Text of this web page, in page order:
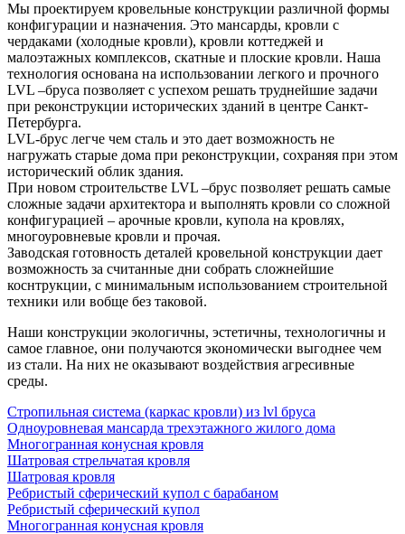
Мы проектируем кровельные конструкции различной формы
конфигурации и назначения. Это мансарды, кровли с
чердаками (холодные кровли), кровли коттеджей и
малоэтажных комплексов, скатные и плоские кровли. Наша
технология основана на использовании легкого и прочного
LVL –бруса позволяет с успехом решать труднейшие задачи
при реконструкции исторических зданий в центре Санкт-
Петербурга.
LVL-брус легче чем сталь и это дает возможность не
нагружать старые дома при реконструкции, сохраняя при этом
исторический облик здания.
При новом строительстве LVL –брус позволяет решать самые
сложные задачи архитектора и выполнять кровли со сложной
конфигурацией – арочные кровли, купола на кровлях,
многоуровневые кровли и прочая.
Заводская готовность деталей кровельной конструкции дает
возможность за считанные дни собрать сложнейшие
коснтрукции, с минимальным использованием строительной
техники или вобще без таковой.
Наши конструкции экологичны, эстетичны, технологичны и
самое главное, они получаются экономически выгоднее чем
из стали. На них не оказывают воздействия агресивные
среды.
Стропильная система (каркас кровли) из lvl бруса
Одноуровневая мансарда трехэтажного жилого дома
Многогранная конусная кровля
Шатровая стрельчатая кровля
Шатровая кровля
Ребристый сферический купол с барабаном
Ребристый сферический купол
Многогранная конусная кровля